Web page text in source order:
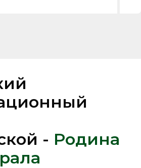
- Родина